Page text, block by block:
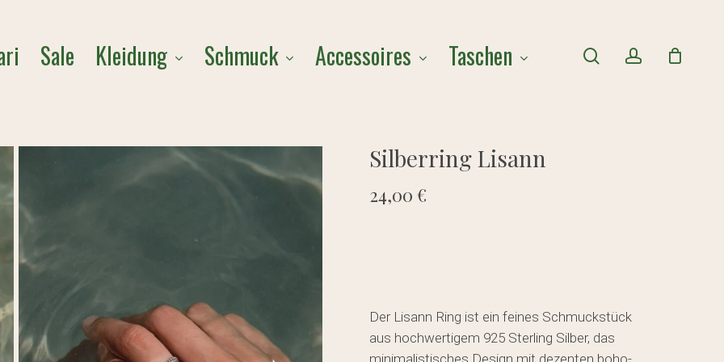
Sale Kleidung Schmuck Accessoires Taschen searchaccount
Cart
Silberring Lisann
24,00 €
Der Lisann Ring ist ein feines Schmuckstück
aus hochwertigem 925 Sterling Silber, das
minimalistisches Design mit dezenten boho-